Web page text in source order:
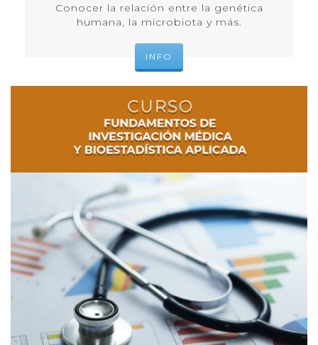
Conocer la relación entre la genética
humana, la microbiota y más.
INFO